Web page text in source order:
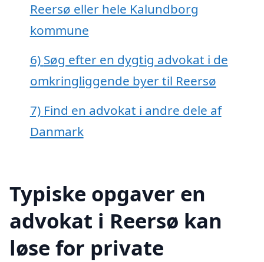
Reersø eller hele Kalundborg
kommune
6) Søg efter en dygtig advokat i de
omkringliggende byer til Reersø
7) Find en advokat i andre dele af
Danmark
Typiske opgaver en
advokat i Reersø kan
løse for private